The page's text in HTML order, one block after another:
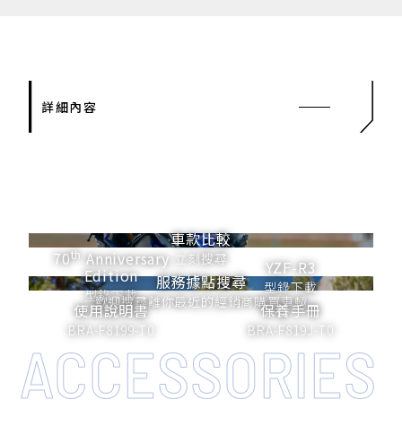
詳細內容
車款比較
立刻搜尋
70th Anniversary
Edition
型錄下載
YZF-R3
型錄下載
服務據點搜尋
歡迎搜尋離你最近的經銷商購買車輛
使用說明書
BRA-F8199-T0
保養手冊
BRA-F819J-T0
ACCESSORIES